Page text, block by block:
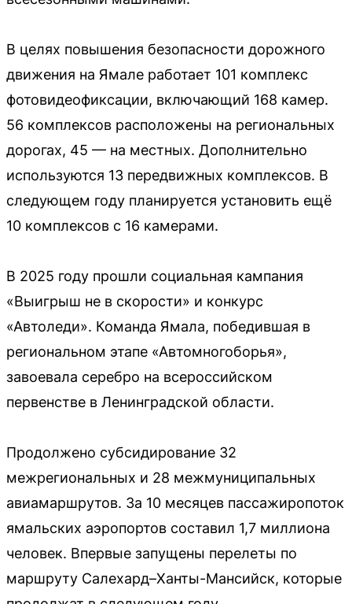
В целях повышения безопасности дорожного
движения на Ямале работает 101 комплекс
фотовидеофиксации, включающий 168 камер.
56 комплексов расположены на региональных
дорогах, 45 — на местных. Дополнительно
используются 13 передвижных комплексов. В
следующем году планируется установить ещё
10 комплексов с 16 камерами.
В 2025 году прошли социальная кампания
«Выигрыш не в скорости» и конкурс
«Автоледи». Команда Ямала, победившая в
региональном этапе «Автомногоборья»,
завоевала серебро на всероссийском
первенстве в Ленинградской области.
Продолжено субсидирование 32
межрегиональных и 28 межмуниципальных
авиамаршрутов. За 10 месяцев пассажиропоток
ямальских аэропортов составил 1,7 миллиона
человек. Впервые запущены перелеты по
маршруту Салехард–Ханты-Мансийск, которые